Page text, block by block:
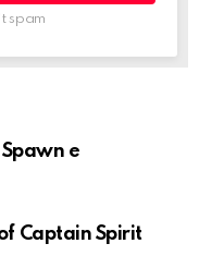
spam
e
Captain Spirit